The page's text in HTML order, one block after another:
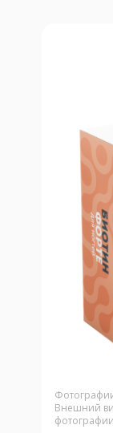
Внешний
фотографии